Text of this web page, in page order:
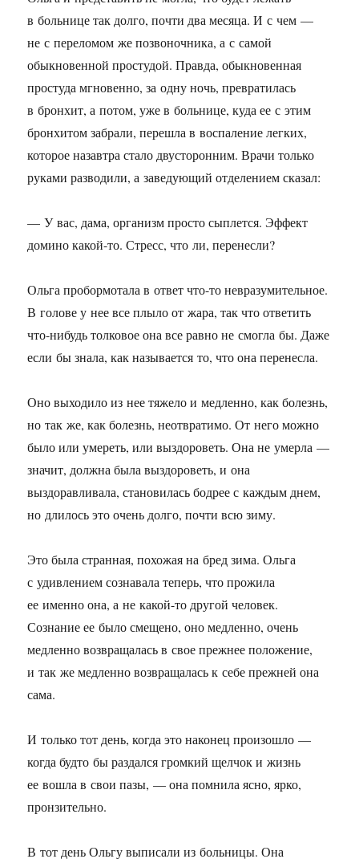
в больнице так долго, почти два месяца. И с чем —
не с переломом же позвоночника, а с самой
обыкновенной простудой. Правда, обыкновенная
простуда мгновенно, за одну ночь, превратилась
в бронхит, а потом, уже в больнице, куда ее с этим
бронхитом забрали, перешла в воспаление легких,
которое назавтра стало двусторонним. Врачи только
руками разводили, а заведующий отделением сказал:
— У вас, дама, организм просто сыплется. Эффект
домино какой-то. Стресс, что ли, перенесли?
Ольга пробормотала в ответ что-то невразумительное.
В голове у нее все плыло от жара, так что ответить
что-нибудь толковое она все равно не смогла бы. Даже
если бы знала, как называется то, что она перенесла.
Оно выходило из нее тяжело и медленно, как болезнь,
но так же, как болезнь, неотвратимо. От него можно
было или умереть, или выздороветь. Она не умерла —
значит, должна была выздороветь, и она
выздоравливала, становилась бодрее с каждым днем,
но длилось это очень долго, почти всю зиму.
Это была странная, похожая на бред зима. Ольга
с удивлением сознавала теперь, что прожила
ее именно она, а не какой-то другой человек.
Сознание ее было смещено, оно медленно, очень
медленно возвращалась в свое прежнее положение,
и так же медленно возвращалась к себе прежней она
сама.
И только тот день, когда это наконец произошло —
когда будто бы раздался громкий щелчок и жизнь
ее вошла в свои пазы, — она помнила ясно, ярко,
пронзительно.
В тот день Ольгу выписали из больницы. Она